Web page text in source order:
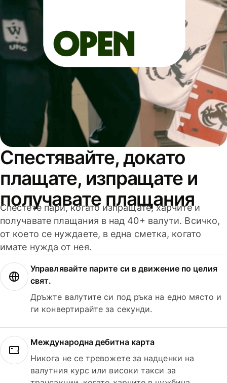
Спестявайте, докато
плащате, изпращате и
получавате плащания
Спестете пари, когато изпращате, харчите и
получавате плащания в над 40+ валути. Всичко,
от което се нуждаете, в една сметка, когато
имате нужда от нея.
Управлявайте парите си в движение по целия
свят.
Дръжте валутите си под ръка на едно място и
ги конвертирайте за секунди.
Международна дебитна карта
Никога не се тревожете за надценки на
валутния курс или високи такси за